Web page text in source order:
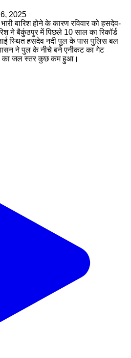
2025
बारिश होने के कारण रविवार को हसदेव-
ने बैकुंठपुर में पिछले 10 साल का रिकॉर्ड
स्थित हसदेव नदी पुल के पास पुलिस बल
ने पुल के नीचे बने एनीकट का गेट
का जल स्तर कुछ कम हुआ।